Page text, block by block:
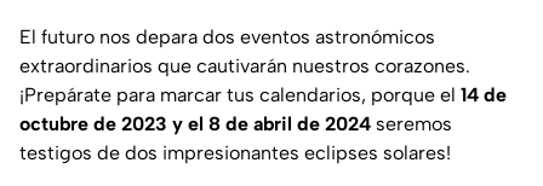
El futuro nos depara dos eventos astronómicos
extraordinarios que cautivarán nuestros corazones.
¡Prepárate para marcar tus calendarios, porque el 14 de
octubre de 2023 y el 8 de abril de 2024 seremos
testigos de dos impresionantes eclipses solares!